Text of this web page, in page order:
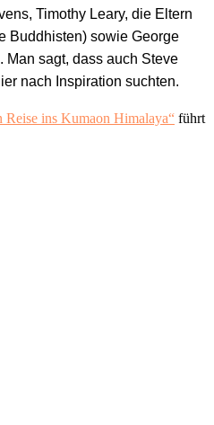
Timothy Leary, die Eltern
Buddhisten) sowie George
Man sagt, dass auch Steve
nach Inspiration suchten.
Reise ins Kumaon Himalaya“ führt